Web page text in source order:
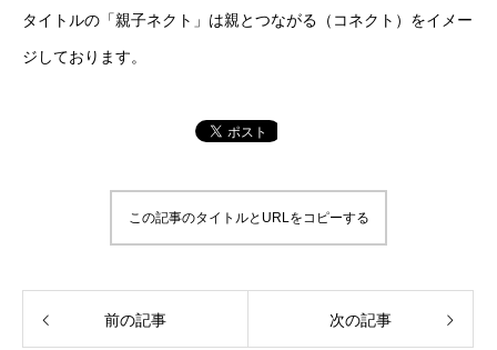
タイトルの「親子ネクト」は親とつながる（コネクト）をイメー
ジしております。
この記事のタイトルとURLをコピーする
前の記事 次の記事